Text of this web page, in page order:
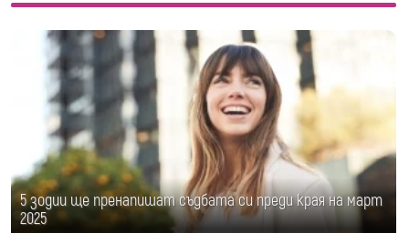
5 зодии ще пренапишат съдбата си преди края на март
2025